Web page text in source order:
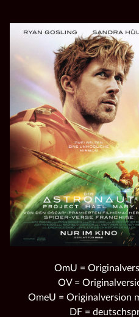
OmU =
OV =
OmeU = Originalversion
DF =